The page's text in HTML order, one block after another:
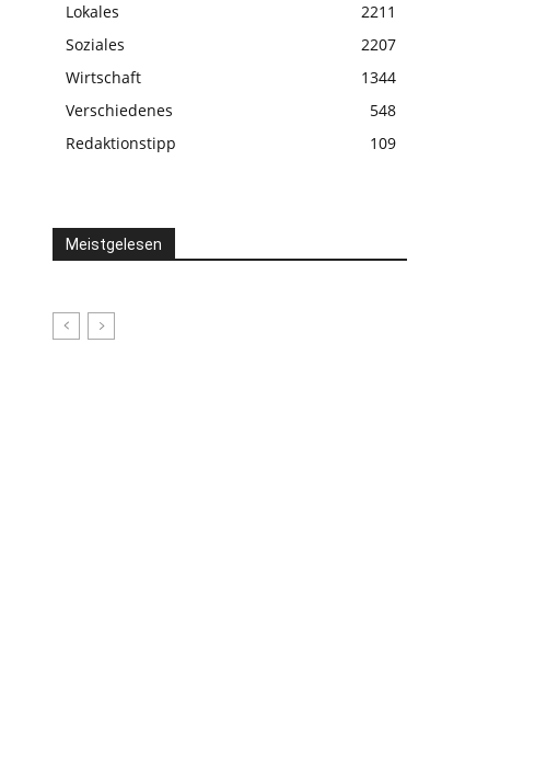
Lokales
2211
Soziales
2207
Wirtschaft
1344
Verschiedenes
548
Redaktionstipp
109
Meistgelesen